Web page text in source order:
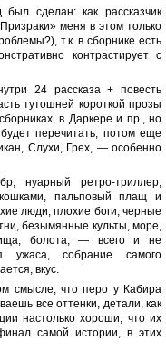
сделан: как рассказчик
меня в этом только
т.к. в сборнике есть
контрастирует с
24 рассказа + повесть
тутошней короткой прозы
в Даркере и пр., но
перечитать, потом еще
Слухи, Грех, — особенно
нуарный ретро-триллер,
кошками, пальповый плащ и
люди, плохие боги, черные
безымянные культы, море,
болота, — всего и не
ужаса, собрание самого
вкус.
смысле, что перо у Кабира
все оттенки, детали, как
настолько хороши, что их
самой истории, в этих